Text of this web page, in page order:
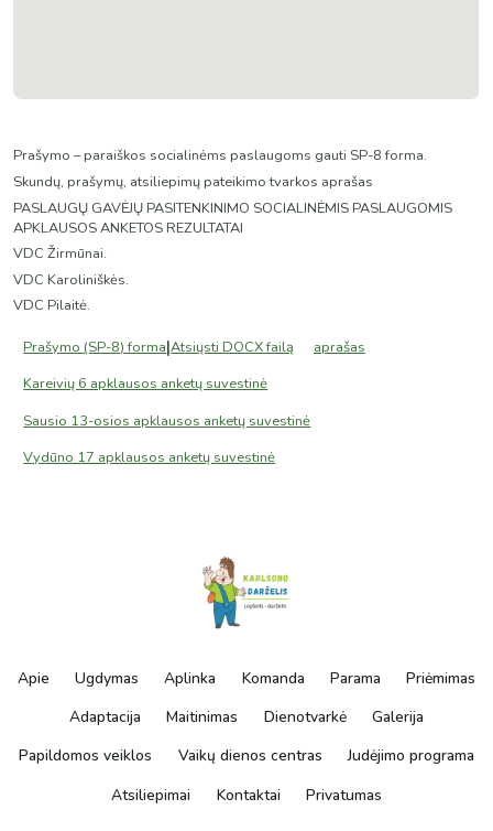
Prašymo – paraiškos socialinėms paslaugoms gauti SP-8 forma.
Skundų, prašymų, atsiliepimų pateikimo tvarkos aprašas
PASLAUGŲ GAVĖJŲ PASITENKINIMO SOCIALINĖMIS PASLAUGOMIS
APKLAUSOS ANKETOS REZULTATAI
VDC Žirmūnai.
VDC Karoliniškės.
VDC Pilaitė.
Prašymo (SP-8) forma|Atsiųsti DOCX failą
aprašas
Kareivių 6 apklausos anketų suvestinė
Sausio 13-osios apklausos anketų suvestinė
Vydūno 17 apklausos anketų suvestinė
Apie Ugdymas Aplinka Komanda Parama
Priėmimas
Adaptacija
Maitinimas Dienotvarkė
Galerija
Papildomos veiklos
Vaikų dienos centras
Judėjimo programa
Atsiliepimai
Kontaktai Privatumas